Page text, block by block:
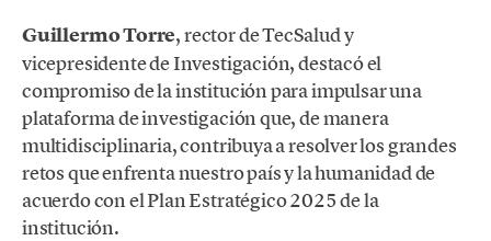
Guillermo Torre, rector de TecSalud y
vicepresidente de Investigación, destacó el
compromiso de la institución para impulsar una
plataforma de investigación que, de manera
multidisciplinaria, contribuya a resolver los grandes
retos que enfrenta nuestro país y la humanidad de
acuerdo con el Plan Estratégico 2025 de la
institución.